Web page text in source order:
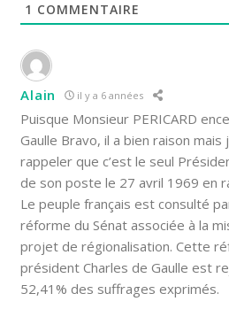
1 COMMENTAIRE
Alain il y a 6 années
Puisque Monsieur PERICARD
Gaulle Bravo, il a bien raison
rappeler que c’est le seul
de son poste le 27 avril 1969 en
Le peuple français est consulté
réforme du Sénat associée à la
projet de régionalisation. Cette
président Charles de Gaulle est
52,41% des suffrages exprimés.